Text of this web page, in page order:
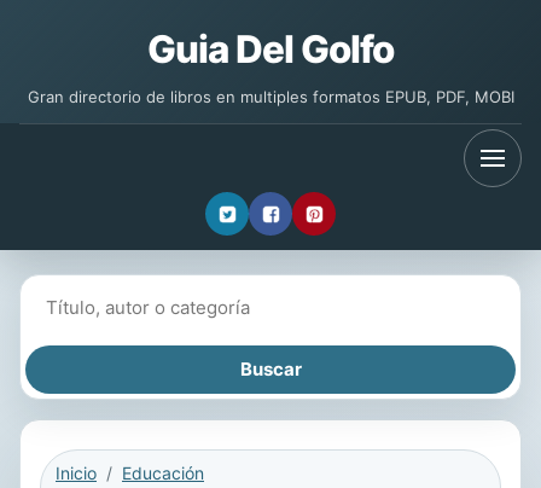
Guia Del Golfo
Gran directorio de libros en multiples formatos EPUB, PDF, MOBI
Inicio
Educación